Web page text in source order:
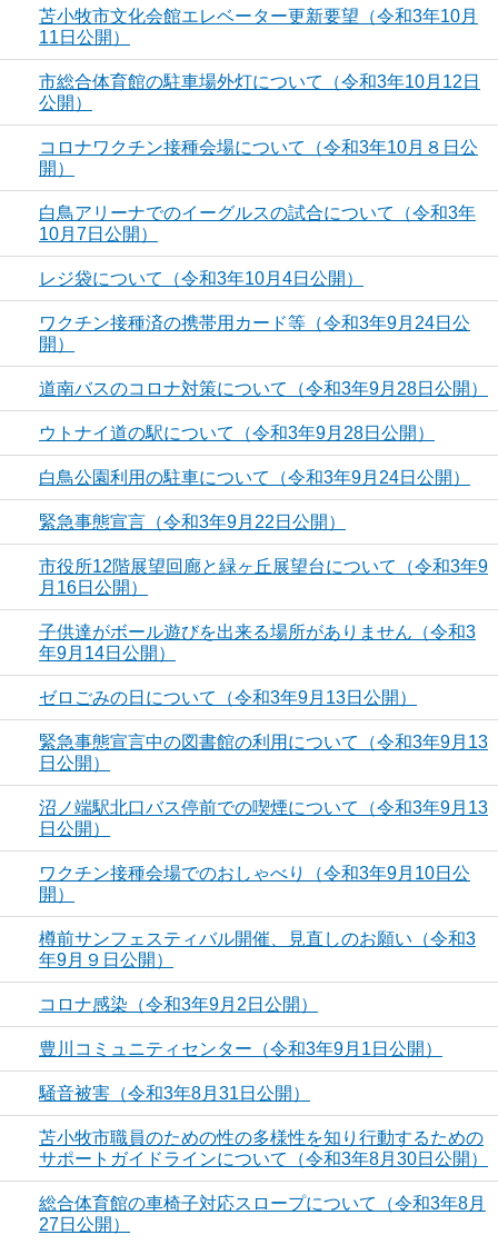
苫小牧市文化会館エレベーター更新要望（令和3年10月
11日公開）
市総合体育館の駐車場外灯について（令和3年10月12日
公開）
コロナワクチン接種会場について（令和3年10月８日公
開）
白鳥アリーナでのイーグルスの試合について（令和3年
10月7日公開）
レジ袋について（令和3年10月4日公開）
ワクチン接種済の携帯用カード等（令和3年9月24日公
開）
道南バスのコロナ対策について（令和3年9月28日公開）
ウトナイ道の駅について（令和3年9月28日公開）
白鳥公園利用の駐車について（令和3年9月24日公開）
緊急事態宣言（令和3年9月22日公開）
市役所12階展望回廊と緑ヶ丘展望台について（令和3年9
月16日公開）
子供達がボール遊びを出来る場所がありません（令和3
年9月14日公開）
ゼロごみの日について（令和3年9月13日公開）
緊急事態宣言中の図書館の利用について（令和3年9月13
日公開）
沼ノ端駅北口バス停前での喫煙について（令和3年9月13
日公開）
ワクチン接種会場でのおしゃべり（令和3年9月10日公
開）
樽前サンフェスティバル開催、見直しのお願い（令和3
年9月９日公開）
コロナ感染（令和3年9月2日公開）
豊川コミュニティセンター（令和3年9月1日公開）
騒音被害（令和3年8月31日公開）
苫小牧市職員のための性の多様性を知り行動するための
サポートガイドラインについて（令和3年8月30日公開）
総合体育館の車椅子対応スロープについて（令和3年8月
27日公開）